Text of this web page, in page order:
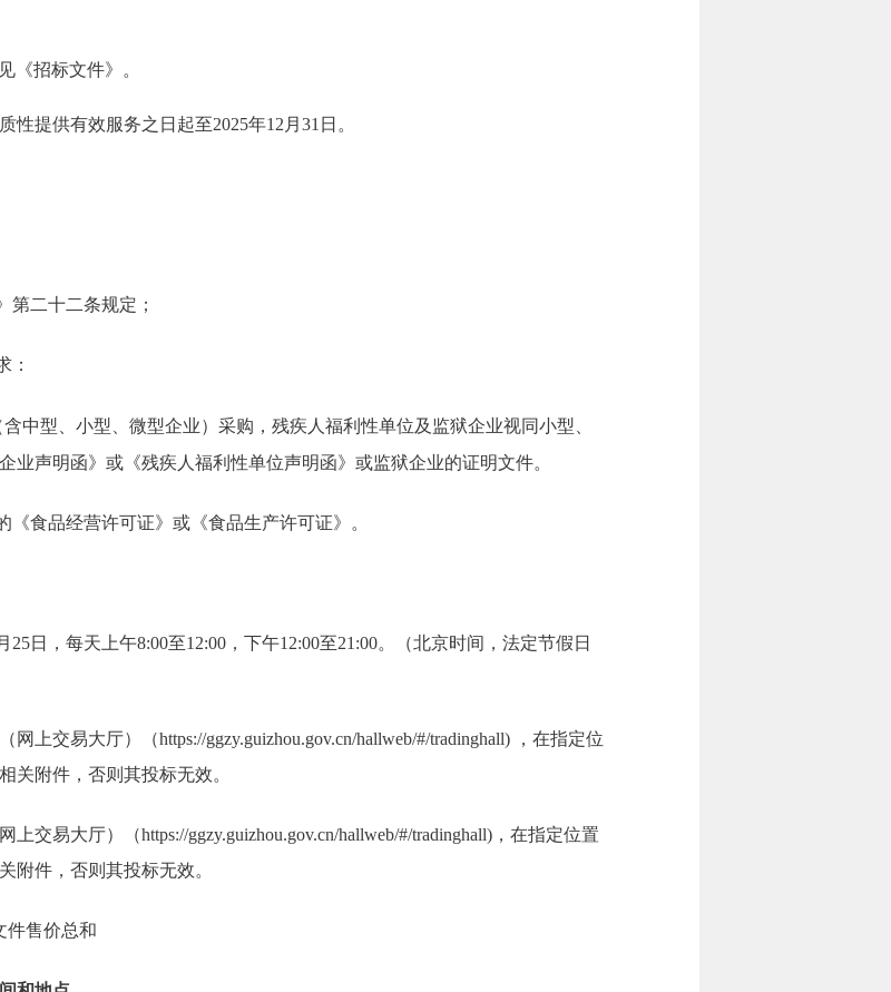
《招标文件》。
提供有效服务之日起至2025年12月31日。
第二十二条规定；
：
中型、小型、微型企业）采购，残疾人福利性单位及监狱企业视同小型、
业声明函》或《残疾人福利性单位声明函》或监狱企业的证明文件。
食品经营许可证》或《食品生产许可证》。
25日，每天上午8:00至12:00，下午12:00至21:00。（北京时间，法定节假日
上交易大厅）（https://ggzy.guizhou.gov.cn/hallweb/#/tradinghall) ，在指定位
关附件，否则其投标无效。
交易大厅）（https://ggzy.guizhou.gov.cn/hallweb/#/tradinghall)，在指定位置
附件，否则其投标无效。
件售价总和